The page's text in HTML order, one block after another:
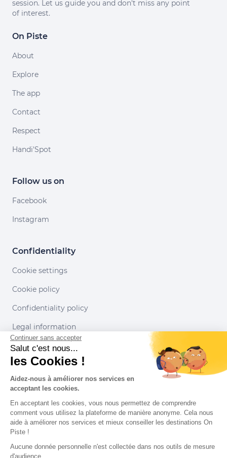
session. Let us guide you and don't miss any point
of interest.
On Piste
About
Explore
The app
Contact
Respect
Handi'Spot
Follow us on
Facebook
Instagram
Confidentiality
Cookie settings
Cookie policy
Confidentiality policy
Legal information
Conditions of use
Our partners
Continuer sans accepter
Salut c'est nous...
les Cookies !
Aidez-nous à améliorer nos services en
acceptant les cookies.
En acceptant les cookies, vous nous permettez de comprendre
comment vous utilisez la plateforme de manière anonyme. Cela nous
aide à améliorer nos services et mieux conseiller les destinations On
Piste !
Aucune donnée personnelle n'est collectée dans nos outils de mesure
d'audience.